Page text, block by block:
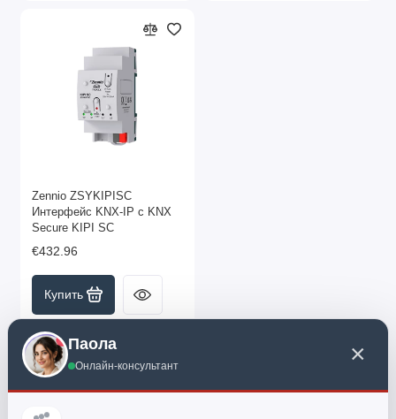
Zennio ZSYKIPISC
Интерфейс KNX-IP с KNX
Secure KIPI SC
€432.96
Купить
Паола
Онлайн-консультант ×